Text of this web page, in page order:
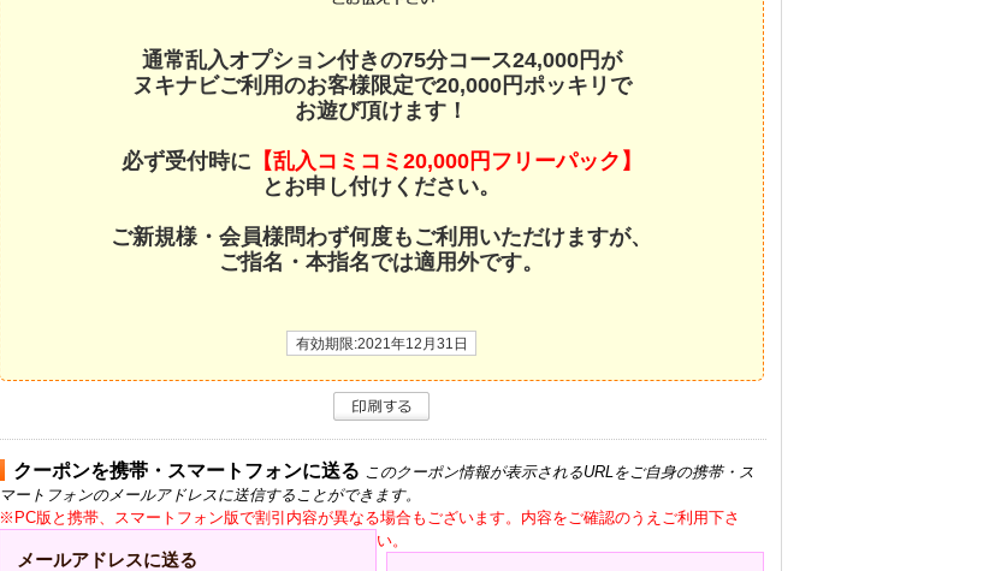
通常乱入オプション付きの75分コース24,000円が
ヌキナビご利用のお客様限定で20,000円ポッキリで
お遊び頂けます！
必ず受付時に 【乱入コミコミ20,000円フリーパック】
とお申し付けください。
ご新規様・会員様問わず何度もご利用いただけますが、
ご指名・本指名では適用外です。
有効期限:2021年12月31日
クーポンを携帯・スマートフォンに送る このクーポン情報が表示されるURLをご自身の携帯・ス
マートフォンのメールアドレスに送信することができます。
※PC版と携帯、スマートフォン版で割引内容が異なる場合もございます。内容をご確認のうえご利用下さ
い。
メールアドレスに送る